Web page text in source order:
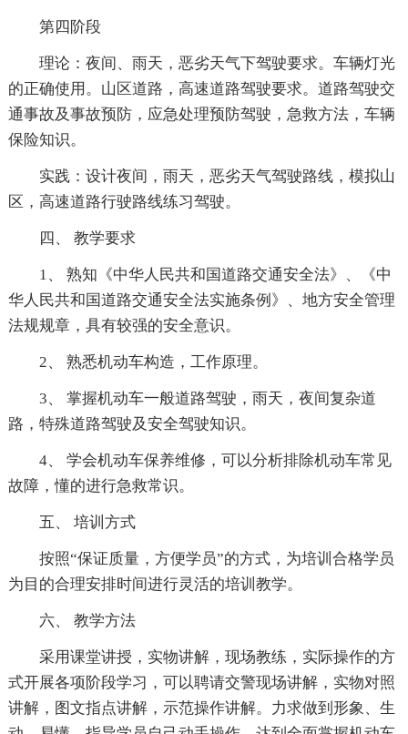
第四阶段
理论：夜间、雨天，恶劣天气下驾驶要求。车辆灯光
的正确使用。山区道路，高速道路驾驶要求。道路驾驶交
通事故及事故预防，应急处理预防驾驶，急救方法，车辆
保险知识。
实践：设计夜间，雨天，恶劣天气驾驶路线，模拟山
区，高速道路行驶路线练习驾驶。
四、 教学要求
1、 熟知《中华人民共和国道路交通安全法》、《中
华人民共和国道路交通安全法实施条例》、地方安全管理
法规规章，具有较强的安全意识。
2、 熟悉机动车构造，工作原理。
3、 掌握机动车一般道路驾驶，雨天，夜间复杂道
路，特殊道路驾驶及安全驾驶知识。
4、 学会机动车保养维修，可以分析排除机动车常见
故障，懂的进行急救常识。
五、 培训方式
按照“保证质量，方便学员”的方式，为培训合格学员
为目的合理安排时间进行灵活的培训教学。
六、 教学方法
采用课堂讲授，实物讲解，现场教练，实际操作的方
式开展各项阶段学习，可以聘请交警现场讲解，实物对照
讲解，图文指点讲解，示范操作讲解。力求做到形象、生